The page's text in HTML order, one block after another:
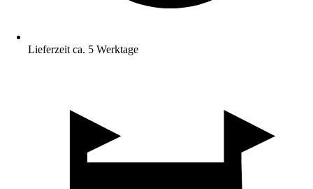
Lieferzeit ca. 5 Werktage